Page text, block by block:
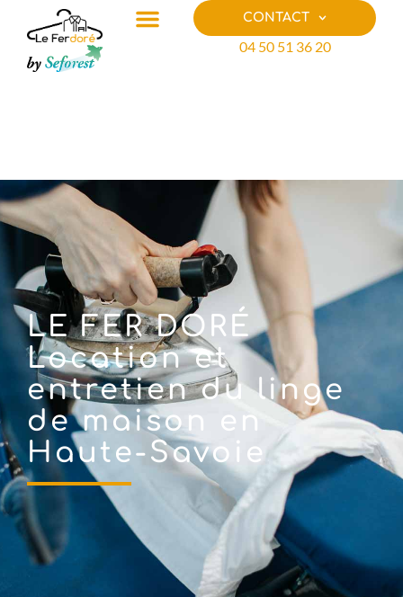
CONTACT
04 50 51 36 20
LE FER DORÉ
Location et
entretien du linge
de maison en
Haute-Savoie